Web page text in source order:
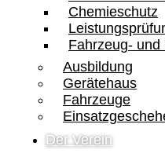
Chemieschutz
Fahrzeug- und
Ausbildung
Gerätehaus
Fahrzeuge
Der Verein